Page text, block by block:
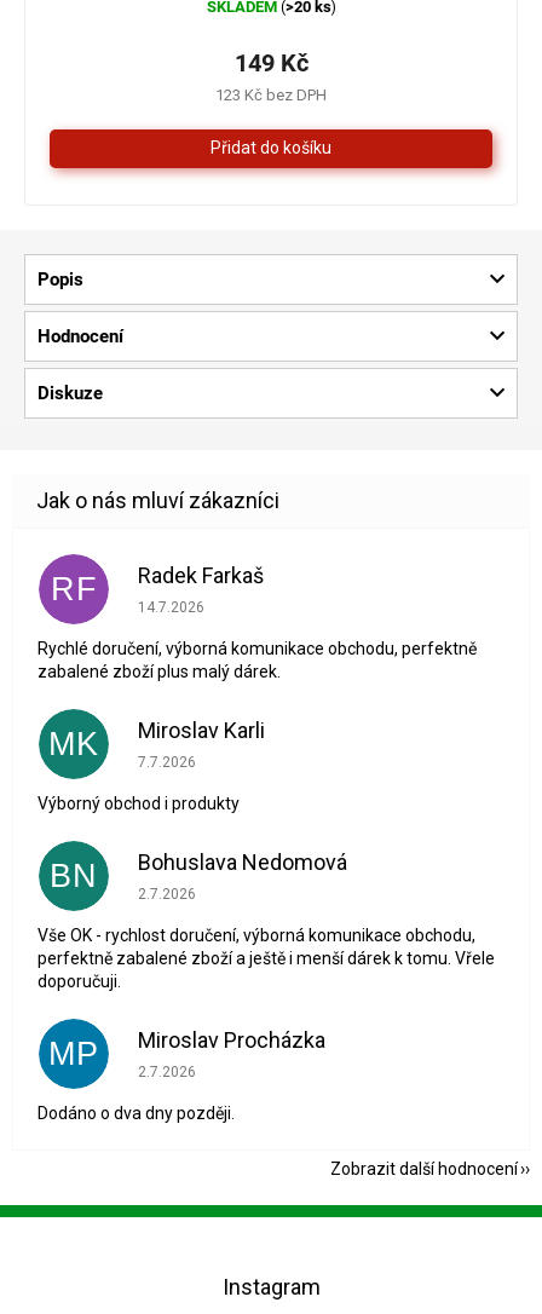
hodnocení
je
4,3
z
5
hvězdiček.
SKLADEM (>20 ks)
123 Kč bez DPH
149 Kč
Popis
Hodnocení
Diskuze
RF Radek Farkaš
Hodnocení obchodu je 5 z 5 hvězdiček.
14.7.2026
Rychlé doručení, výborná komunikace obchodu, perfektně
zabalené zboží plus malý dárek.
MK Miroslav Karli
Hodnocení obchodu je 5 z 5 hvězdiček.
7.7.2026
Výborný obchod i produkty
BN Bohuslava Nedomová
Hodnocení obchodu je 5 z 5 hvězdiček.
2.7.2026
Vše OK - rychlost doručení, výborná komunikace obchodu,
perfektně zabalené zboží a ještě i menší dárek k tomu. Vřele
doporučuji.
MP Miroslav Procházka
Hodnocení obchodu je 1 z 5 hvězdiček.
2.7.2026
Dodáno o dva dny později.
Zobrazit další hodnocení
Z
Instagram